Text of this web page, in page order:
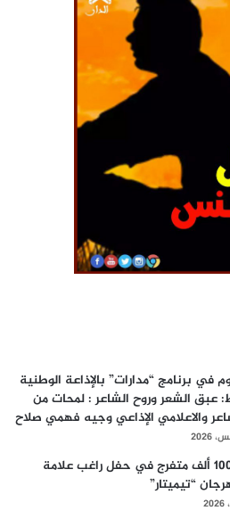
في برنامج “مدارات” بالإذاعة الوطنية
عبق الشعر وروح الشاعر : لمحات من
والاعلامي الإذاعي وجيه فهمي صلاح
أكثر من 100 ألف متفرج في حفل راغب علامة
“تيميتار”